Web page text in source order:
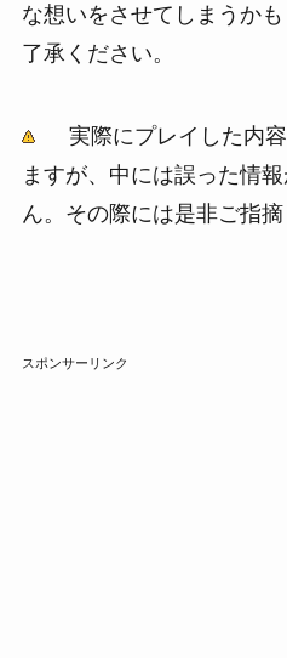
な想いをさせてしまうか
了承ください。
実際にプレイした内容
ますが、中には誤った情
ん。その際には是非ご指摘
スポンサーリンク